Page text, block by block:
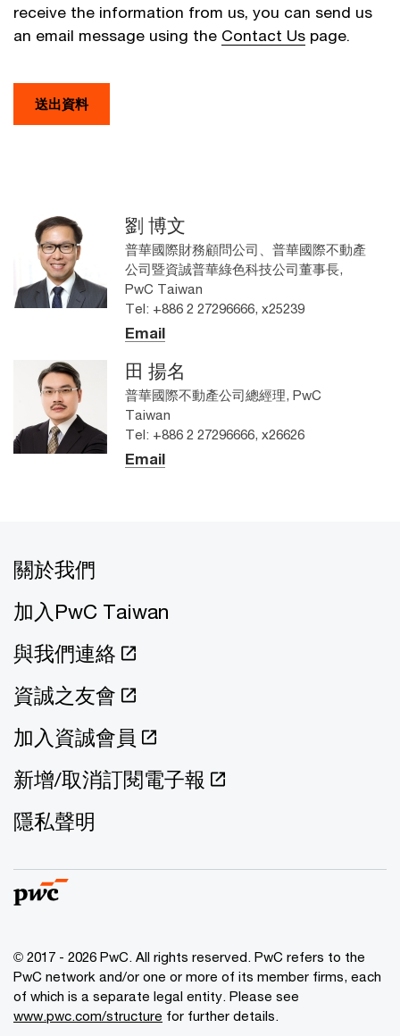
receive the information from us, you can send us
an email message using the Contact Us page.
送出資料
劉 博文
普華國際財務顧問公司、普華國際不動產
公司暨資誠普華綠色科技公司董事長,
PwC Taiwan
Tel: +886 2 27296666, x25239
Email
田 揚名
普華國際不動產公司總經理, PwC
Taiwan
Tel: +886 2 27296666, x26626
Email
關於我們
加入PwC Taiwan
與我們連絡
資誠之友會
加入資誠會員
新增/取消訂閱電子報
隱私聲明
© 2017 - 2026 PwC. All rights reserved. PwC refers to the
PwC network and/or one or more of its member firms, each
of which is a separate legal entity. Please see
www.pwc.com/structure for further details.